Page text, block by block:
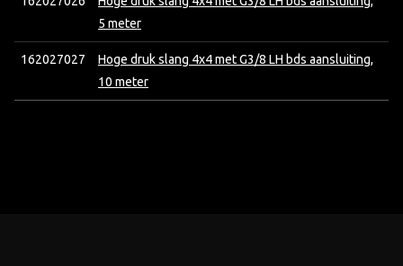
5 meter
162027027
Hoge druk slang 4x4 met G3/8 LH bds aansluiting,
10 meter